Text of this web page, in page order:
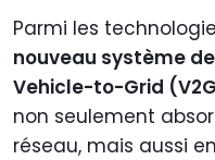
Parmi les
nouveau système
Vehicle-to-Grid
non seulement
réseau, mais aussi